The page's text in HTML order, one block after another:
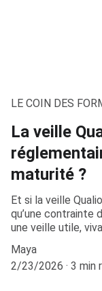
LE COIN DES
La veille
maturité ?
Et si la veille
qu’une contrainte
une veille utile,
Maya
2/23/2026
3 min